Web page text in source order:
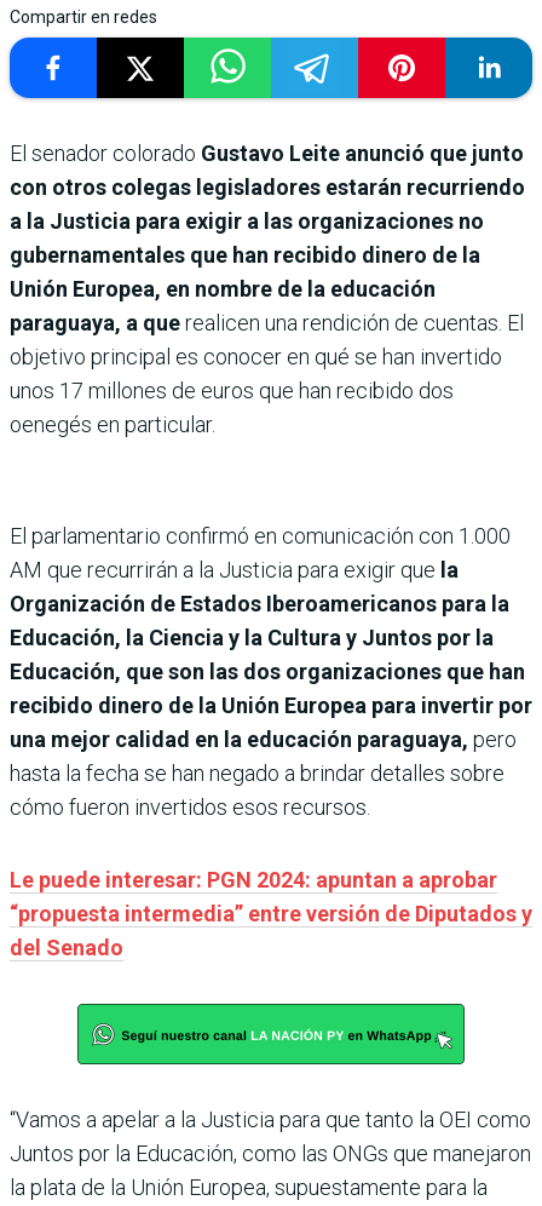
Compartir en redes
El senador colorado Gustavo Leite anunció que junto
con otros colegas legisladores estarán recurriendo
a la Justicia para exigir a las organizaciones no
gubernamentales que han recibido dinero de la
Unión Europea, en nombre de la educación
paraguaya, a querealicen una rendición de cuentas. El
objetivo principal es conocer en qué se han invertido
unos 17 millones de euros que han recibido dos
oenegés en particular.
El parlamentario confirmó en comunicación con 1.000
AM que recurrirán a la Justicia para exigir que la
Organización de Estados Iberoamericanos para la
Educación, la Ciencia y la Cultura y Juntos por la
Educación, que son las dos organizaciones que han
recibido dinero de la Unión Europea para invertir por
una mejor calidad en la educación paraguaya, pero
hasta la fecha se han negado a brindar detalles sobre
cómo fueron invertidos esos recursos.
Le puede interesar: PGN 2024: apuntan a aprobar
“propuesta intermedia” entre versión de Diputados y
del Senado
“Vamos a apelar a la Justicia para que tanto la OEI como
Juntos por la Educación, como las ONGs que manejaron
la plata de la Unión Europea, supuestamente para la